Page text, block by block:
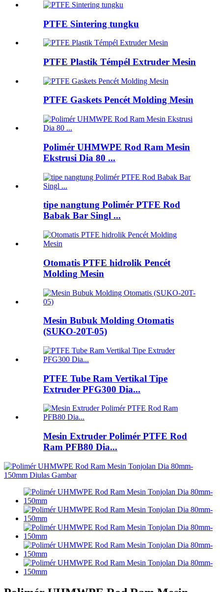
PTFE Sintering tungku
PTFE Plastik Témpél Extruder Mesin
PTFE Gaskets Pencét Molding Mesin
Polimér UHMWPE Rod Ram Mesin
Ekstrusi Dia 80 ...
tipe nangtung Polimér PTFE Rod
Babak Bar Singl ...
Otomatis PTFE hidrolik Pencét
Molding Mesin
Mesin Bubuk Molding Otomatis
(SUKO-20T-05)
PTFE Tube Ram Vertikal Tipe
Extruder PFG300 Dia...
Mesin Extruder Polimér PTFE Rod
Ram PFB80 Dia...